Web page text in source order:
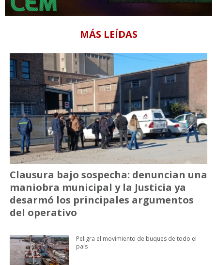
MÁS LEÍDAS
Clausura bajo sospecha: denuncian una
maniobra municipal y la Justicia ya
desarmó los principales argumentos
del operativo
Peligra el movimiento de buques de todo el
país